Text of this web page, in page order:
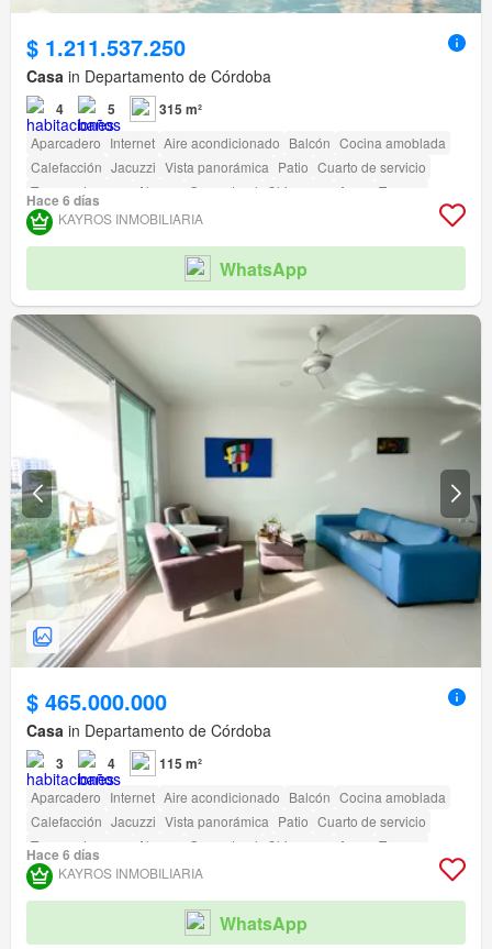
$ 1.211.537.250
Casa in Departamento de Córdoba
4 5 315 m²
Aparcadero Internet Aire acondicionado Balcón Cocina amoblada
Calefacción Jacuzzi Vista panorámica Patio Cuarto de servicio
Tanque de agua
Alarma Gas natural Chimenea Agua
Terraza
Seguridad privada Gimnasio
Sauna
Jardín
Acceso para personas con discapacidad
Cancha de tenis
Hace 6 días
KAYROS INMOBILIARIA
WhatsApp
$ 465.000.000
Casa in Departamento de Córdoba
3 4 115 m²
Aparcadero Internet Aire acondicionado Balcón Cocina amoblada
Calefacción Jacuzzi Vista panorámica Patio Cuarto de servicio
Tanque de agua
Alarma Gas natural Chimenea Agua
Terraza
Seguridad privada Gimnasio
Sauna
Jardín
Acceso para personas con discapacidad
Cancha de tenis
Hace 6 días
KAYROS INMOBILIARIA
WhatsApp